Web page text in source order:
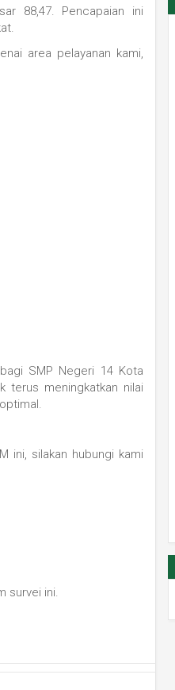
88,47.
Pencapaian ini
area pelayanan kami,
SMP Negeri 14 Kota
terus meningkatkan nilai
ini, silakan hubungi kami
survei ini.